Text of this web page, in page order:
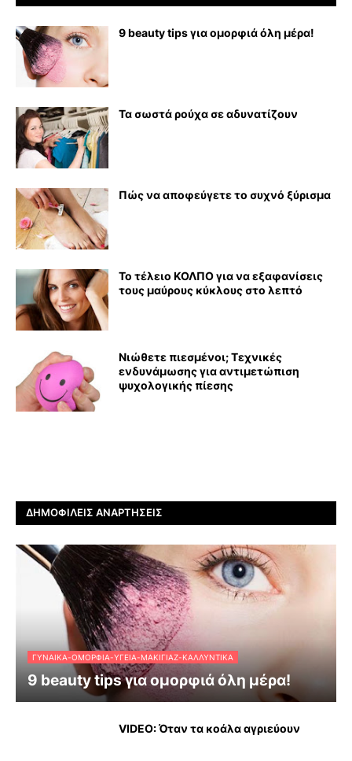
9 beauty tips για ομορφιά όλη μέρα!
Τα σωστά ρούχα σε αδυνατίζουν
Πώς να αποφεύγετε το συχνό ξύρισμα
Το τέλειο ΚΟΛΠΟ για να εξαφανίσεις
τους μαύρους κύκλους στο λεπτό
Νιώθετε πιεσμένοι; Τεχνικές
ενδυνάμωσης για αντιμετώπιση
ψυχολογικής πίεσης
ΔΗΜΟΦΙΛΕΊΣ ΑΝΑΡΤΉΣΕΙΣ
ΓΥΝΑΊΚΑ-ΟΜΟΡΦΙΆ-ΥΓΕΊΑ-ΜΑΚΙΓΙΆΖ-ΚΑΛΛΥΝΤΙΚΆ
9 beauty tips για ομορφιά όλη μέρα!
VIDEO: Όταν τα κοάλα αγριεύουν